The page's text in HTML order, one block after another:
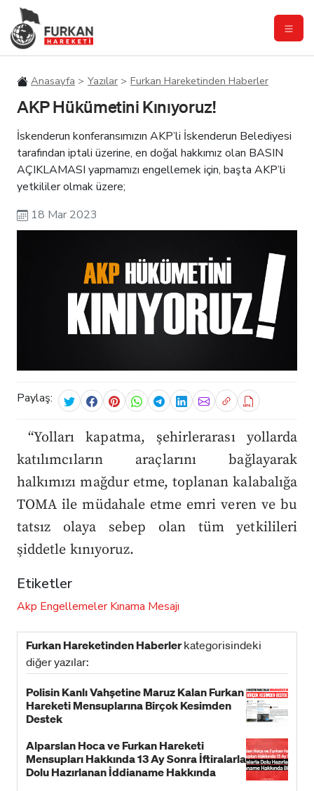
Anasayfa Yazılar Furkan Hareketinden Haberler
AKP Hükümetini Kınıyoruz!
İskenderun konferansımızın AKP’li İskenderun Belediyesi
tarafından iptali üzerine, en doğal hakkımız olan BASIN
AÇIKLAMASI yapmamızı engellemek için, başta AKP’li
yetkililer olmak üzere;
18 Mar 2023
Paylaş:
“Yolları kapatma, şehirlerarası yollarda
katılımcıların araçlarını bağlayarak
halkımızı mağdur etme, toplanan kalabalığa
TOMA ile müdahale etme emri veren ve bu
tatsız olaya sebep olan tüm yetkilileri
şiddetle kınıyoruz.
Etiketler
Akp Engellemeler Kınama Mesajı
Furkan Hareketinden Haberlerkategorisindeki
diğer yazılar:
Polisin Kanlı Vahşetine Maruz Kalan Furkan
Hareketi Mensuplarına Birçok Kesimden
Destek
Alparslan Hoca ve Furkan Hareketi
Mensupları Hakkında 13 Ay Sonra İftiralarla
Dolu Hazırlanan İddianame Hakkında